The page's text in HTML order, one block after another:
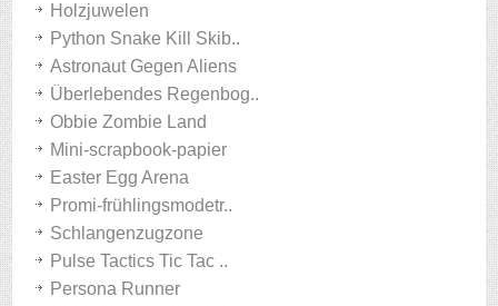
Holzjuwelen
Python Snake Kill Skib..
Astronaut Gegen Aliens
Überlebendes Regenbog..
Obbie Zombie Land
Mini-scrapbook-papier
Easter Egg Arena
Promi-frühlingsmodetr..
Schlangenzugzone
Pulse Tactics Tic Tac ..
Persona Runner